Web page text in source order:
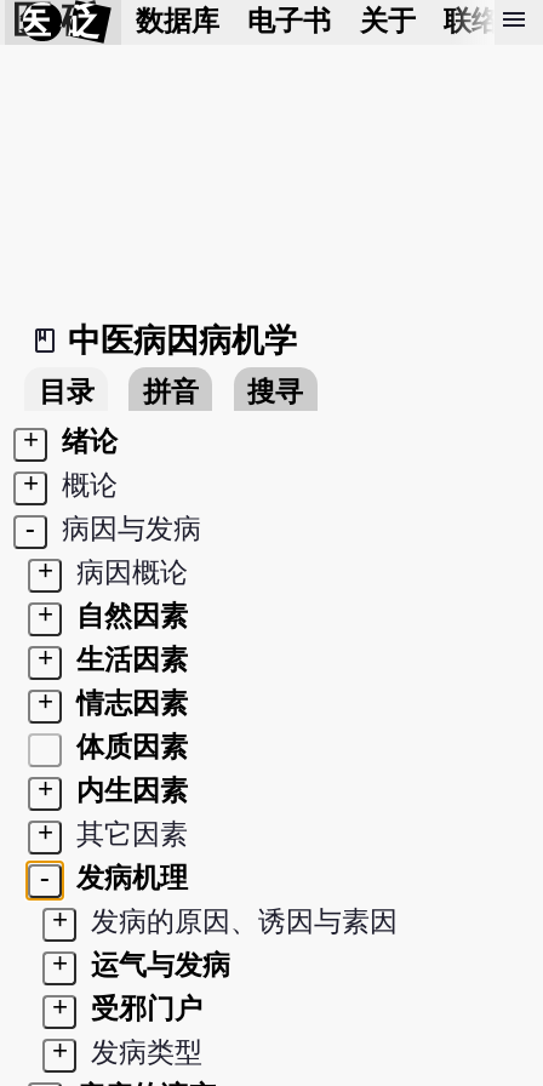
医 砭 数据库 电子书 关于 联络我
menu
book_2
中医病因病机学
目录 拼音
搜寻
+
绪论
+
概论
-
病因与发病
+
病因概论
+
自然因素
+
生活因素
+
情志因素
体质因素
+
内生因素
+
其它因素
-
发病机理
+
发病的原因、诱因与素因
+
运气与发病
+
受邪门户
+
发病类型